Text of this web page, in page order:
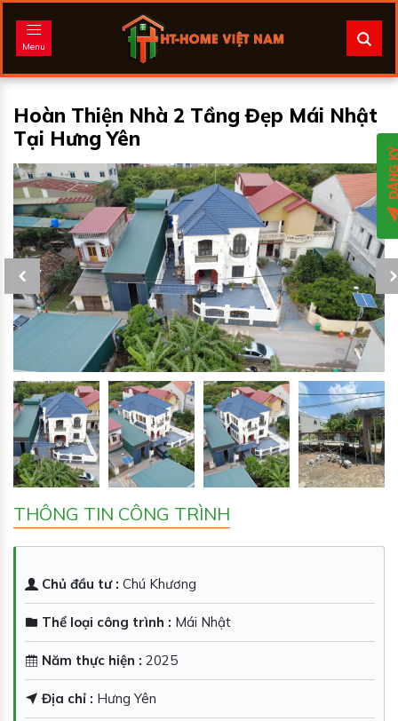
Menu
Hoàn Thiện Nhà 2 Tầng Đẹp Mái Nhật
Tại Hưng Yên
THÔNG TIN CÔNG TRÌNH
Chủ đầu tư : Chú Khương
Thể loại công trình : Mái Nhật
Năm thực hiện : 2025
Địa chỉ : Hưng Yên